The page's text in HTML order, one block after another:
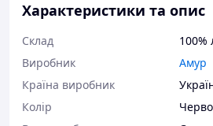
Характеристики та опис
Склад
100%
Виробник
Амур
Країна виробник
Колір